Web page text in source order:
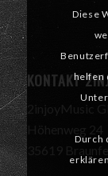
KONTAKT
2injoyMusic
35619
Diese
helfen
Durch